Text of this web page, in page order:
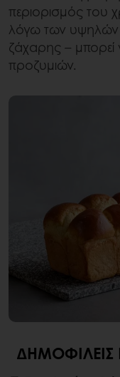
περιορισμός του
λόγω των υψηλών
ζάχαρης – μπορεί
προζυμιών.
ΔΗΜΟΦΙΛΕΊΣ